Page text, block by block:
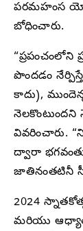
పరమహంస
బోధించారు.
“ప్రపంచంలోని
పొందడం
కాదు),
నెలకొంటుందని
వివరించారు.
ద్వారా
జాతినంతటినీ
2024
మరియు